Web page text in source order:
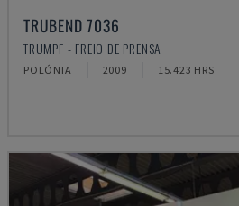
TRUBEND 7036
TRUMPF - FREIO DE PRENSA
POLÓNIA 2009 15.423 HRS